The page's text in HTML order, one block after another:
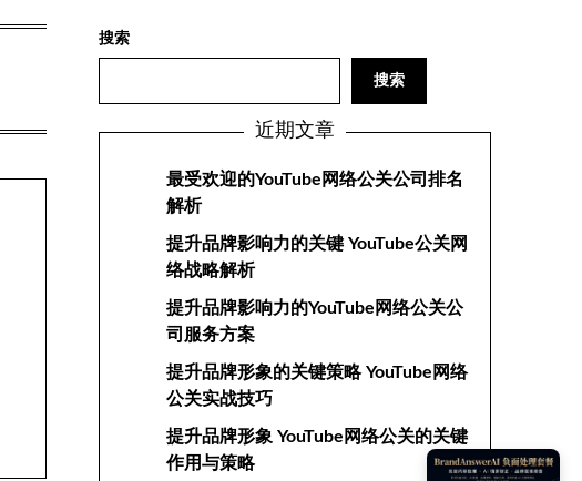
搜索
搜索
近期文章
最受欢迎的YouTube网络公关公司排名
解析
提升品牌影响力的关键 YouTube公关网
络战略解析
提升品牌影响力的YouTube网络公关公
司服务方案
提升品牌形象的关键策略 YouTube网络
公关实战技巧
提升品牌形象 YouTube网络公关的关键
作用与策略